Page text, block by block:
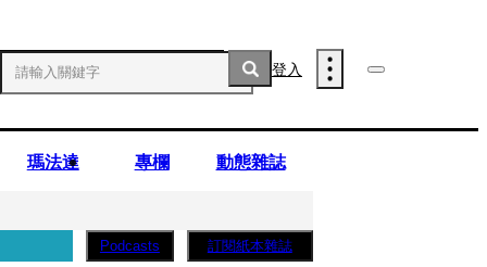
登入
瑪法達 專欄 動態雜誌
Podcasts 訂閱紙本雜誌